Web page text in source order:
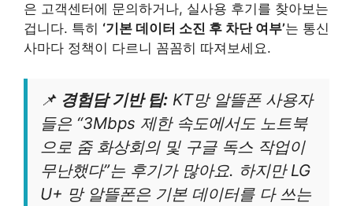
은 고객센터에 문의하거나, 실사용 후기를 찾아보는
겁니다. 특히 ‘기본 데이터 소진 후 차단 여부’는 통신
사마다 정책이 다르니 꼼꼼히 따져보세요.
📌 경험담 기반 팁: KT망 알뜰폰 사용자
들은 “3Mbps 제한 속도에서도 노트북
으로 줌 화상회의 및 구글 독스 작업이
무난했다”는 후기가 많아요. 하지만 LG
U+ 망 알뜰폰은 기본 데이터를 다 쓰는